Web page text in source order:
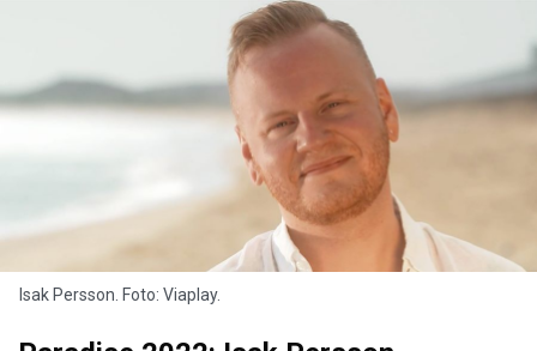
Isak Persson. Foto: Viaplay.